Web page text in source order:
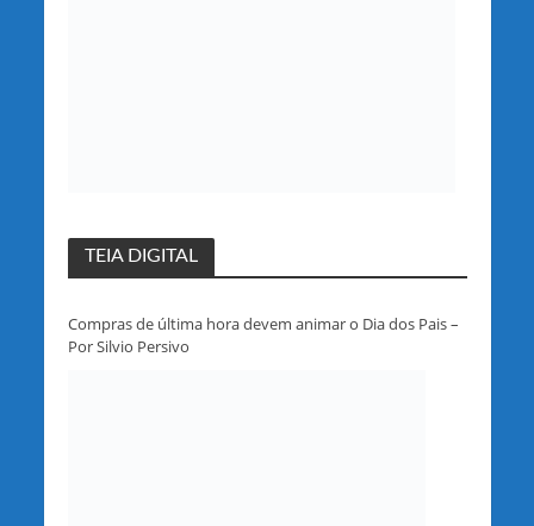
TEIA DIGITAL
Compras de última hora devem animar o Dia dos Pais –
Por Silvio Persivo